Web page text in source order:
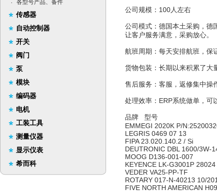
·
各型号产品、备件
传感器
自动控制器
开关
阀门
泵
模块
编码器
电机
工装工具
测量仪器
显示仪表
希而科
公司规模：100人左右
公司模式：德国本土采购，德
让客户服务满意，采购放心。
航班周期：每天安排航班，保
货物包装：长期以来积累了大
售后服务：客服，返修集中操
处理效率：ERP系统做单，可
品牌 型号
EMMEGI 2020K P/
LEGRIS 0469 07 13
FIPA 23.020.140.2 / Si
DEUTRONIC DBL 1600/3W-
MOOG D136-001-007
KEYENCE LK-G3001P 28024
VEDER VA25-PP-TF
ROTARY 017-N-40213 10/
FIVE NORTH AMERICAN